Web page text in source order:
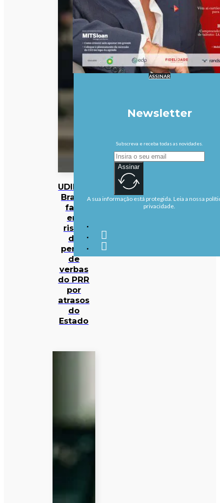
UDIPSS
Braga
fala
em
risco
de
perda
de
verbas
do PRR
por
atrasos
do
Estado
ASSINAR
Newsletter
Subscreva e receba todas as novidades.
Assinar
A sua informação está protegida. Leia a nossa
privacidade.